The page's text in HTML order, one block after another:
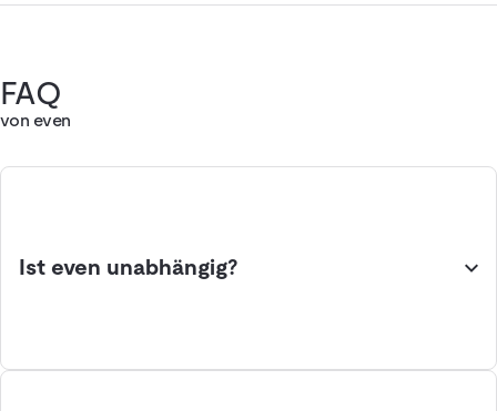
FAQ
von even
Ist even unabhängig?